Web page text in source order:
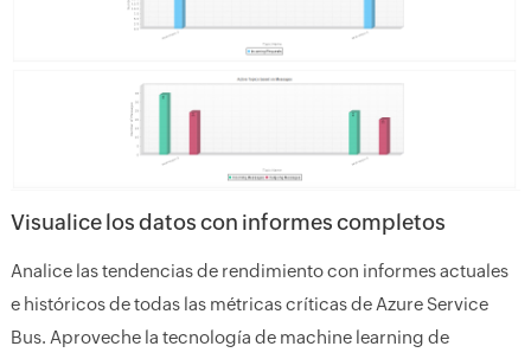
Visualice los datos con informes completos
Analice las tendencias de rendimiento con informes actuales
e históricos de todas las métricas críticas de Azure Service
Bus. Aproveche la tecnología de machine learning de